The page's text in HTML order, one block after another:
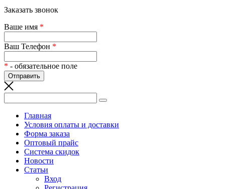
Заказать звонок
Ваше имя *
Ваш Телефон *
* - обязательное поле
Главная
Условия оплаты и доставки
Форма заказа
Оптовый прайс
Система скидок
Новости
Статьи
Вход